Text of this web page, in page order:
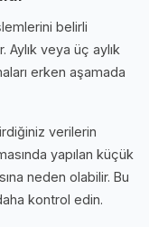
belirli
veya üç aylık
erken aşamada
verilerin
yapılan küçük
neden olabilir. Bu
kontrol edin.